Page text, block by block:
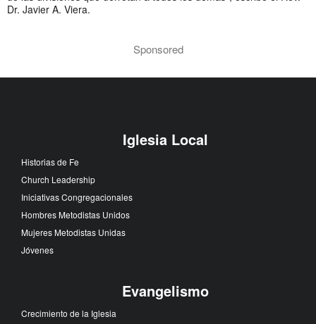
Dr. Javier A. Viera.
Sponsored
Iglesia Local
Historias de Fe
Church Leadership
Iniciativas Congregacionales
Hombres Metodistas Unidos
Mujeres Metodistas Unidas
Jóvenes
Evangelismo
Crecimiento de la Iglesia